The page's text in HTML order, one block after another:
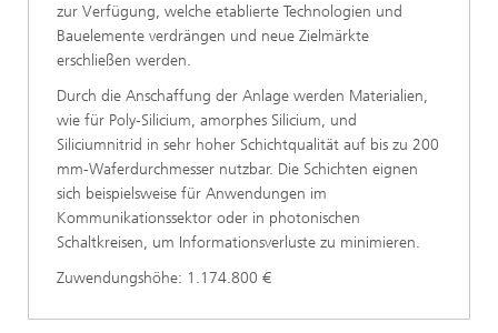
zur Verfügung, welche etablierte Technologien und
Bauelemente verdrängen und neue Zielmärkte
erschließen werden.
Durch die Anschaffung der Anlage werden Materialien,
wie für Poly-Silicium, amorphes Silicium, und
Siliciumnitrid in sehr hoher Schichtqualität auf bis zu 200
mm-Waferdurchmesser nutzbar. Die Schichten eignen
sich beispielsweise für Anwendungen im
Kommunikationssektor oder in photonischen
Schaltkreisen, um Informationsverluste zu minimieren.
Zuwendungshöhe: 1.174.800 €